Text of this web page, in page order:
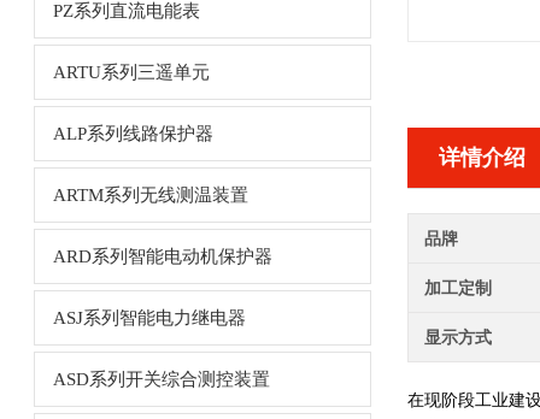
PZ系列直流电能表
ARTU系列三遥单元
ALP系列线路保护器
ARTM系列无线测温装置
ARD系列智能电动机保护器
ASJ系列智能电力继电器
ASD系列开关综合测控装置
详情介绍
品牌
加工定制
显示方式
在现阶段工业建